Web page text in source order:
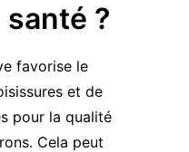
?
favorise le
et de
pour la qualité
Cela peut